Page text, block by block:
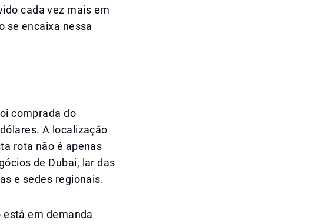
cada vez mais em
se encaixa nessa
comprada do
A localização
rota não é apenas
de Dubai, lar das
e sedes regionais.
em demanda